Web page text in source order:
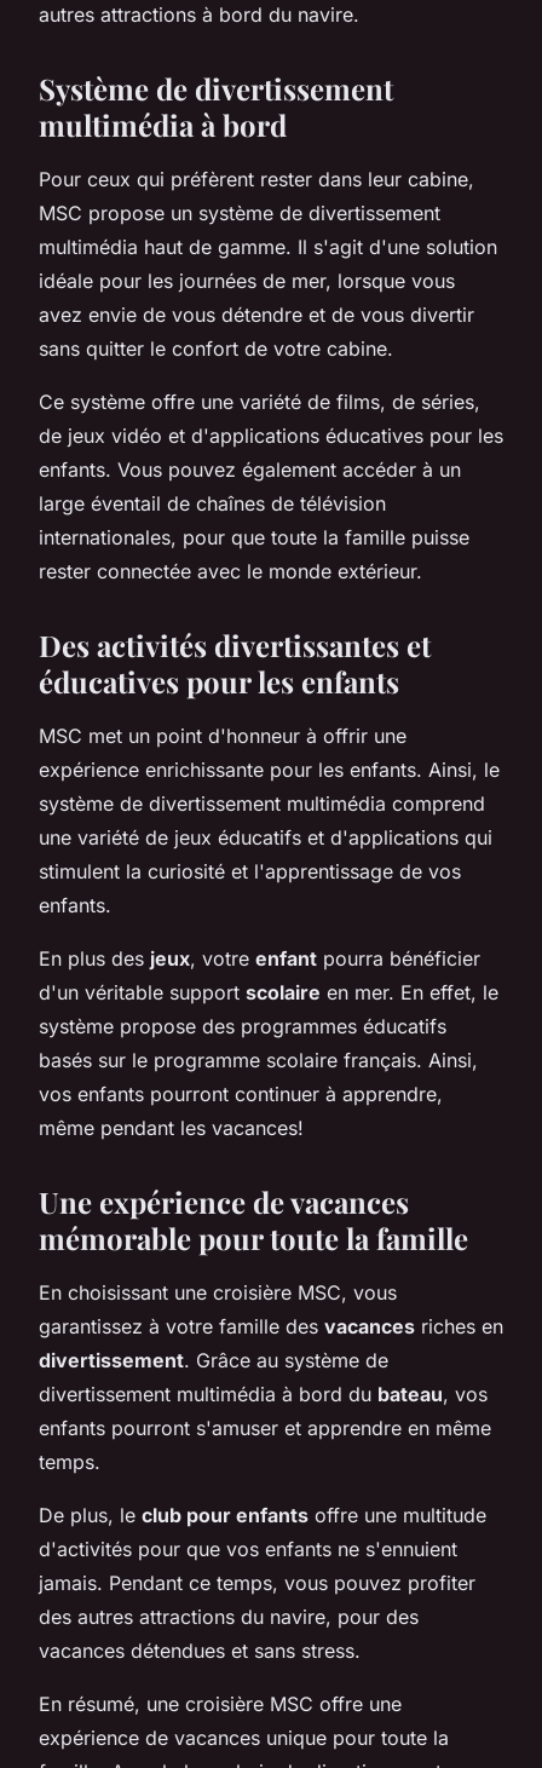
autres attractions à bord du navire.
Système de divertissement
multimédia à bord
Pour ceux qui préfèrent rester dans leur cabine,
MSC propose un système de divertissement
multimédia haut de gamme. Il s'agit d'une solution
idéale pour les journées de mer, lorsque vous
avez envie de vous détendre et de vous divertir
sans quitter le confort de votre cabine.
Ce système offre une variété de films, de séries,
de jeux vidéo et d'applications éducatives pour les
enfants. Vous pouvez également accéder à un
large éventail de chaînes de télévision
internationales, pour que toute la famille puisse
rester connectée avec le monde extérieur.
Des activités divertissantes et
éducatives pour les enfants
MSC met un point d'honneur à offrir une
expérience enrichissante pour les enfants. Ainsi, le
système de divertissement multimédia comprend
une variété de jeux éducatifs et d'applications qui
stimulent la curiosité et l'apprentissage de vos
enfants.
En plus des jeux, votre enfant pourra bénéficier
d'un véritable support scolaire en mer. En effet, le
système propose des programmes éducatifs
basés sur le programme scolaire français. Ainsi,
vos enfants pourront continuer à apprendre,
même pendant les vacances!
Une expérience de vacances
mémorable pour toute la famille
En choisissant une croisière MSC, vous
garantissez à votre famille des vacances riches en
divertissement. Grâce au système de
divertissement multimédia à bord du bateau, vos
enfants pourront s'amuser et apprendre en même
temps.
De plus, le club pour enfants offre une multitude
d'activités pour que vos enfants ne s'ennuient
jamais. Pendant ce temps, vous pouvez profiter
des autres attractions du navire, pour des
vacances détendues et sans stress.
En résumé, une croisière MSC offre une
expérience de vacances unique pour toute la